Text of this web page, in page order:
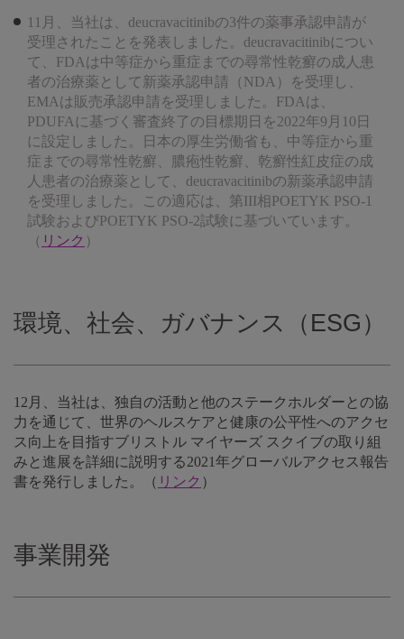
11月、当社は、deucravacitinibの3件の薬事承認申請が
受理されたことを発表しました。deucravacitinibについ
て、FDAは中等症から重症までの尋常性乾癬の成人患
者の治療薬として新薬承認申請（NDA）を受理し、
EMAは販売承認申請を受理しました。FDAは、
PDUFAに基づく審査終了の目標期日を2022年9月10日
に設定しました。日本の厚生労働省も、中等症から重
症までの尋常性乾癬、膿疱性乾癬、乾癬性紅皮症の成
人患者の治療薬として、deucravacitinibの新薬承認申請
を受理しました。この適応は、第III相POETYK PSO-1
試験およびPOETYK PSO-2試験に基づいています。
（ リンク ）
環境、社会、ガバナンス（ESG）
12月、当社は、独自の活動と他のステークホルダーとの協
力を通じて、世界のヘルスケアと健康の公平性へのアクセ
ス向上を目指すブリストル マイヤーズ スクイブの取り組
みと進展を詳細に説明する2021年グローバルアクセス報告
書を発行しました。（ リンク ）
事業開発